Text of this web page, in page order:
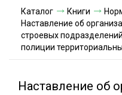
Каталог Книги
Наставление об
строевых
полиции
Наставление об